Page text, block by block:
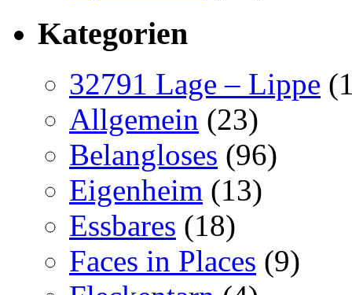
Kategorien
32791 Lage – Lippe
Allgemein (23)
Belangloses (96)
Eigenheim (13)
Essbares (18)
Faces in Places (9)